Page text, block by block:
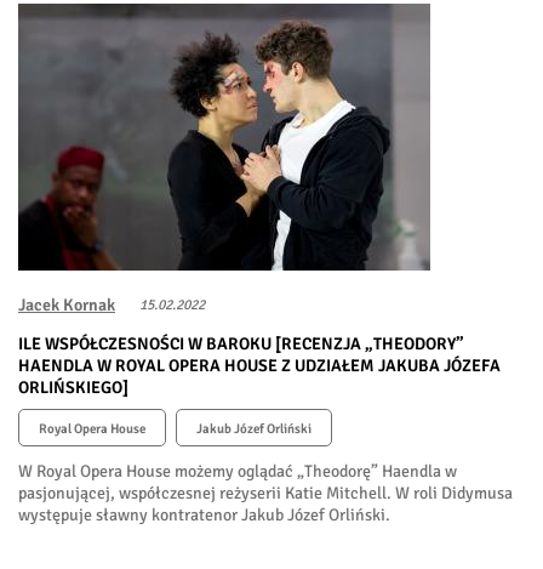
Jacek Kornak 15.02.2022
ILE WSPÓŁCZESNOŚCI W BAROKU [RECENZJA „THEODORY”
HAENDLA W ROYAL OPERA HOUSE Z UDZIAŁEM JAKUBA JÓZEFA
ORLIŃSKIEGO]
Royal Opera House Jakub Józef Orliński
W Royal Opera House możemy oglądać „Theodorę” Haendla w
pasjonującej, współczesnej reżyserii Katie Mitchell. W roli Didymusa
występuje sławny kontratenor Jakub Józef Orliński.